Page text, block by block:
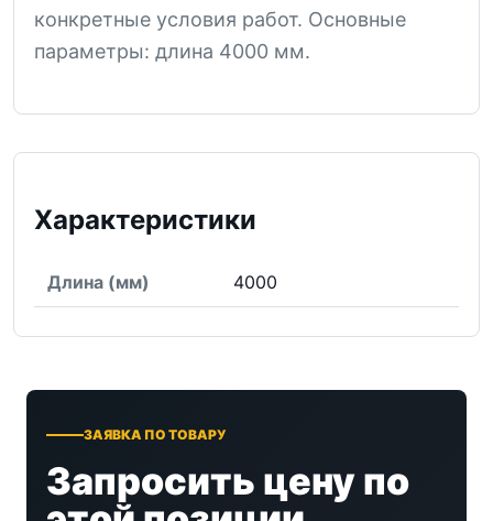
конкретные условия работ. Основные
параметры: длина 4000 мм.
Характеристики
Длина (мм) 4000
ЗАЯВКА ПО ТОВАРУ
Запросить цену по